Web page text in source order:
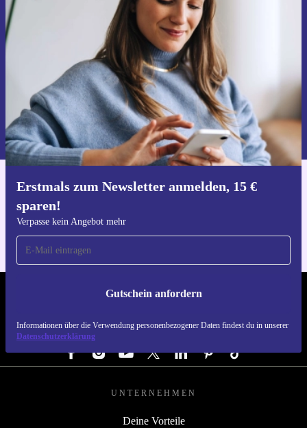
Erstmals zum Newsletter anmelden, 15 €
sparen!
Verpasse kein Angebot mehr
Gutschein anfordern
Informationen über die Verwendung personenbezogener Daten findest du in unserer
Datenschutzerklärung
15 € sparen!
Verpasse kein Angebot mehr.
Gutschein anfordern
Informationen über die Verwendung personenbezogener Daten findest
du in unserer
Datenschutzerklärung.
Hol dir die refurbed-App
REFURBED ÖSTERREICH - RETHINK NEW.
FOLGE UNS
UNTERNEHMEN
Deine Vorteile